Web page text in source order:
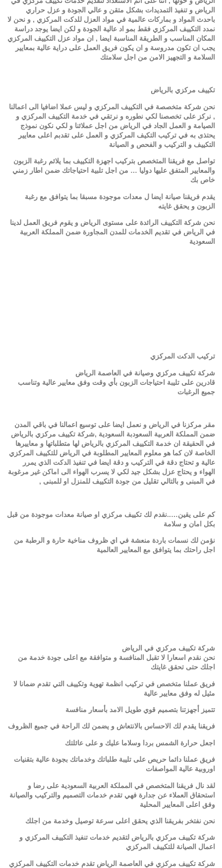
الرياض و تنفيذ التمديدات بشكل متقن و عالي الجودة و عزل حراري
باحدث المواد و بماركات عالمية في مواد العزل للدكت المركزي , و نحن لا
نمدد التكييف المركزي فقط بمو اد عالية الجودة و لكن ايضا يوجد دراسة
المكان المناسب و الطريقة المناسبة ايضا , ان مواد عزل التكييف المركزي
يجب ان تكون مدروسة و ان يكون فريق العمل على دراية عالية بمعايير
السلامة و التجهيز الامن من اجل سلامتك
تكييف مركزي بالرياض
نحن شركة متخصصة في التكييف المركزي و ليس عملا اضافيا الى اعمالنا
, نركز على تخصصنا لكي نطوره و نرتقي في خدمة التكييف المركزي و
الصيامة و العمل الجاد في الرياض من اجل عملائنا و لكي نكون نموذج
يحتذى به في تركيب التكيف المركزي و العمل على تقدبم اعلى معايير
التكييف و التركيب و الفحص و الصيانة
تواصل مع فريقنا المتخصص بتركيب اجهزة التكييف بما يلائم رغبة الزبون
والمعايير المتفق عليها دوليا … من اجل تلبية احتياجاتك ضمن اطار زمني
خاص بك
يقدم فريقنا صيانة ايضا ل معدات موجودة مسبقا بما يتوافق مع رغبة
الزبون و يحقق غايته
نحن شركة التكييف الرائدة على مستوى الرياض و يقوم فريق العمل لدينا
في الرياض في تقديم الخدمات للمدن المجاورة ضمن المملكة العربية
السعودية
تركيب الدكت المركزي
شركة تكييف مركزي وصيانة في العاصمة الرياض
قادرين على تليبة احتياجات الزبون بأي وقت وفق معايير عالية وتناسب
جميع الرغبات
مقر مركزنا في الرياض و نعمل ايضا على توسيع اعمالنا في باقي المدن
ضمن المملكة العربية السعودبة السعودية ,شركة تكييف مركزي بالرياض
في الحقيقة ان خدمة التكييف المركزي بالرياض لها متطلباتها و معاييرها
الخاصة لان كما هو معلوم المعايير المطلوبة في الرياض للتكييف المركزي
عالية و تحتاج دقة في التركيب و دقة ايضا في تنفيذ الدكت الذي يمرر
الهواء و يحتاج عزل بشكل جيد لكي لا يسرب الهواء الى اماكن غير مرغوبة
في المبنى و بالتالي تقليل من جودة التكييف للمنزل او للمبنى ,
كم على يقين…..نقدم لك تكييف مركزي او صيانة معدات موجودة من قبل
بكل امان و سلامة
نؤمن لك نسمات باردة منعشة في اي ظروف مناخية حارة و الرطبة من
اجل راحتك بما يتوافق مع المعايير العالمية
شركة تكييف مركزي في الرياض
نحن نقدم اسعارا لا تقبل المنافسة و متوافقة مع اعلى جودة خدمة من
اجلك حتى تحقق غايتك
فريق عملنا متخصص في تركيب انظمة تهوية وتكييف التي تقدم ضمانا لا
مثيل له وفق معايير عالية
تتميز أجهزتنا بتصميم قوي طويل الامد بأسعار منافسة
فريقنا يقدم لك الاحساس بالانتعاش و يضمن لك الراحة في جميع الظروف
اجعل حرارة الشمس بردا وسلاما عليك و على عائلتك
فريق عملنا دائما حريص على تليبة طلباتك وخدماتك بجودة عالية بتقنيات
اوروبية عالية المواصفات
لقد نال فريقنا المتخصص في المملكة العربية السعودية على رضا و
استحقاق العملاء عن جدارة فهي تقدم خدمات التصميم والتركيب والصيانة
وفق اعلى المعايير المحلية
نحن نفتخر بفريقنا الذي يحقق اعلى سرعة توصيل وخدمة من اجلك
شركة تكييف مركزي بالرياض لتقديم خدمات تنفيذ التكييف المركزي و
اعمال الصيانة للتكييف المركزي
شركة تكييف مركزي في العاصمة الرياض تقدم خدمات التكييف المركزي